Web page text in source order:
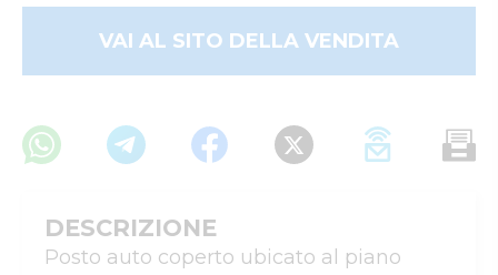
VAI AL SITO DELLA VENDITA
DESCRIZIONE
Posto auto coperto ubicato al piano